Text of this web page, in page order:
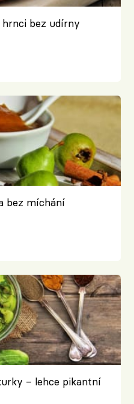
bez udírny
bez míchání
– lehce pikantní